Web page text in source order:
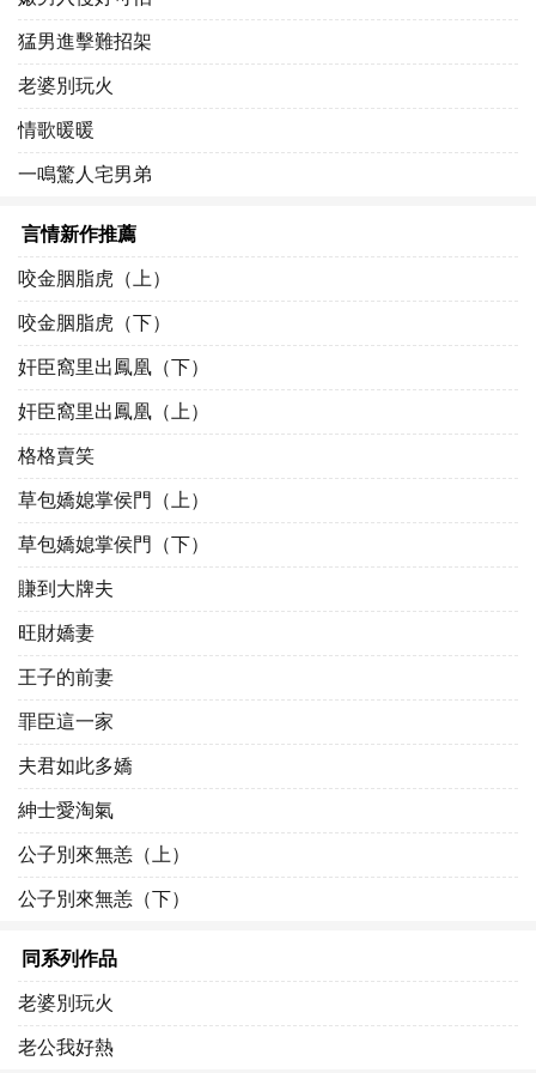
猛男進擊難招架
老婆別玩火
情歌暖暖
一鳴驚人宅男弟
言情新作推薦
咬金胭脂虎（上）
咬金胭脂虎（下）
奸臣窩里出鳳凰（下）
奸臣窩里出鳳凰（上）
格格賣笑
草包嬌媳掌侯門（上）
草包嬌媳掌侯門（下）
賺到大牌夫
旺財嬌妻
王子的前妻
罪臣這一家
夫君如此多嬌
紳士愛淘氣
公子別來無恙（上）
公子別來無恙（下）
同系列作品
老婆別玩火
老公我好熱